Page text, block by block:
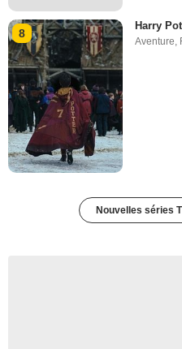
8
Harry
Aventure,
Nouvelles séries